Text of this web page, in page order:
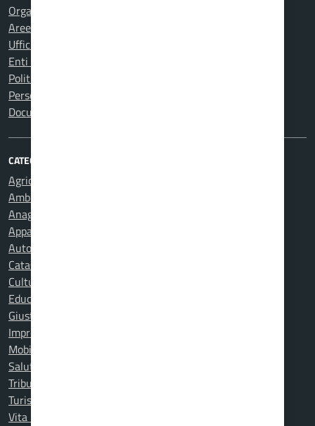
Organi di governo
Aree amministrative
Uffici
Enti e fondazioni
Politici
Personale amministrativo
Documenti e dati
CATEGORIE DI SERVIZIO
Agricoltura e pesca
Ambiente
Anagrafe e stato civile
Appalti pubblici
Autorizzazioni
Catasto e urbanistica
Cultura e tempo libero
Educazione e formazione
Giustizia e sicurezza pubblica
Imprese e commercio
Mobilità e trasporti
Salute, benessere e assistenza
Tributi, finanze e contravvenzioni
Turismo
Vita lavorativa